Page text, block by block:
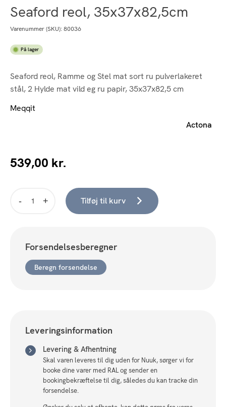
Seaford reol, 35x37x82,5cm
Varenummer (SKU): 80036
På lager
Seaford reol, Ramme og Stel mat sort ru pulverlakeret
stål, 2 Hylde mat vild eg ru papir, 35x37x82,5 cm
Meqqit
Actona
539,00 kr.
Tilføj til kurv
Forsendelsesberegner
Beregn forsendelse
Leveringsinformation
Levering & Afhentning
Skal varen leveres til dig uden for Nuuk, sørger vi for
booke dine varer med RAL og sender en
bookingbekræftelse til dig, således du kan tracke din
forsendelse.